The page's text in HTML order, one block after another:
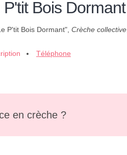
Bois Dormant
P'tit Bois Dormant", Crèche collective
Téléphone
en crèche ?